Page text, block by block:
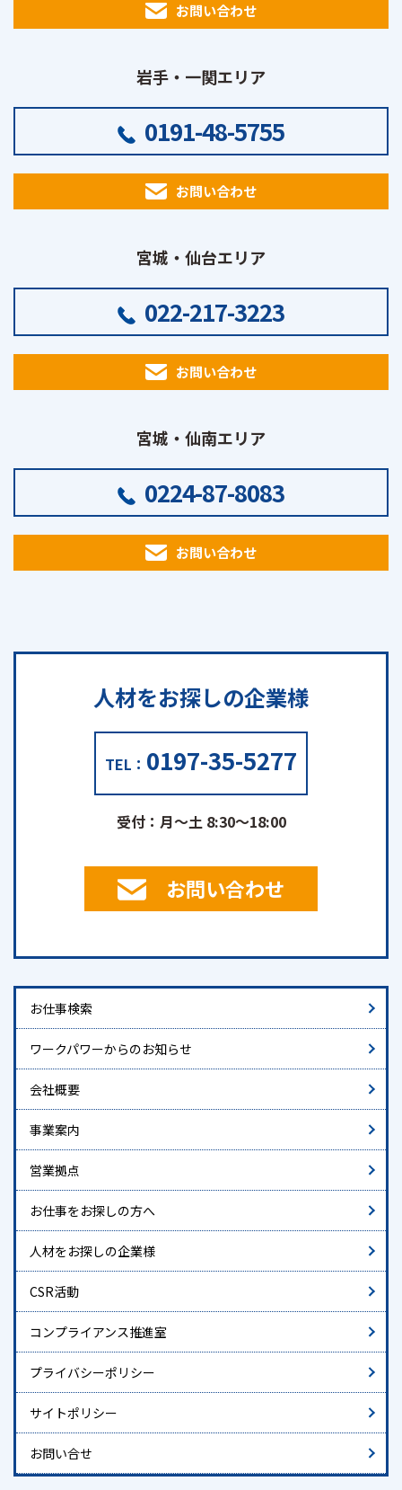
お問い合わせ
岩手・一関エリア
0191-48-5755
お問い合わせ
宮城・仙台エリア
022-217-3223
お問い合わせ
宮城・仙南エリア
0224-87-8083
お問い合わせ
人材をお探しの企業様
TEL： 0197-35-5277
受付：月～土 8:30～18:00
お問い合わせ
お仕事検索
ワークパワーからのお知らせ
会社概要
事業案内
営業拠点
お仕事をお探しの方へ
人材をお探しの企業様
CSR活動
コンプライアンス推進室
プライバシーポリシー
サイトポリシー
お問い合せ